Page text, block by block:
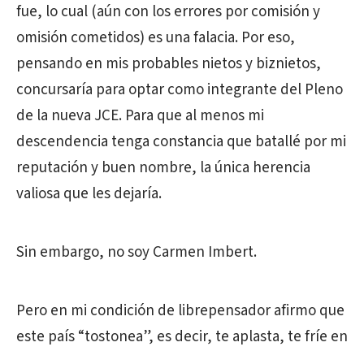
fue, lo cual (aún con los errores por comisión y
omisión cometidos) es una falacia. Por eso,
pensando en mis probables nietos y biznietos,
concursaría para optar como integrante del Pleno
de la nueva JCE. Para que al menos mi
descendencia tenga constancia que batallé por mi
reputación y buen nombre, la única herencia
valiosa que les dejaría.
Sin embargo, no soy Carmen Imbert.
Pero en mi condición de librepensador afirmo que
este país “tostonea”, es decir, te aplasta, te fríe en